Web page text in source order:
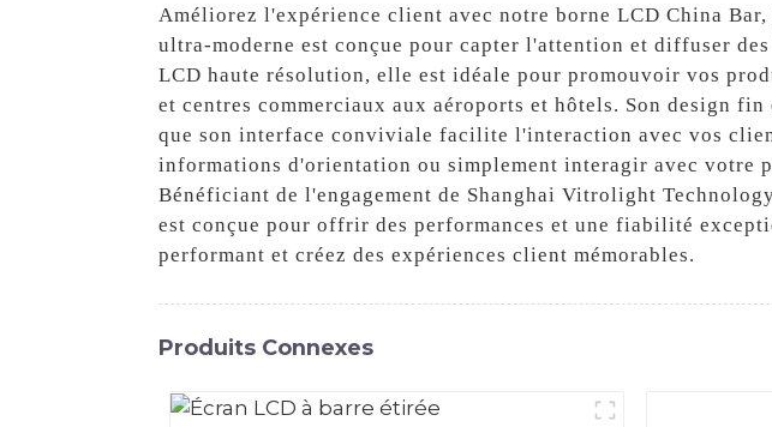
Améliorez l'expérience client avec notre borne LCD China
ultra-moderne est conçue pour capter l'attention et diffuser
LCD haute résolution, elle est idéale pour promouvoir vos
et centres commerciaux aux aéroports et hôtels. Son design
que son interface conviviale facilite l'interaction avec vos
informations d'orientation ou simplement interagir avec votre
Bénéficiant de l'engagement de Shanghai Vitrolight
est conçue pour offrir des performances et une fiabilité
performant et créez des expériences client mémorables.
Produits Connexes